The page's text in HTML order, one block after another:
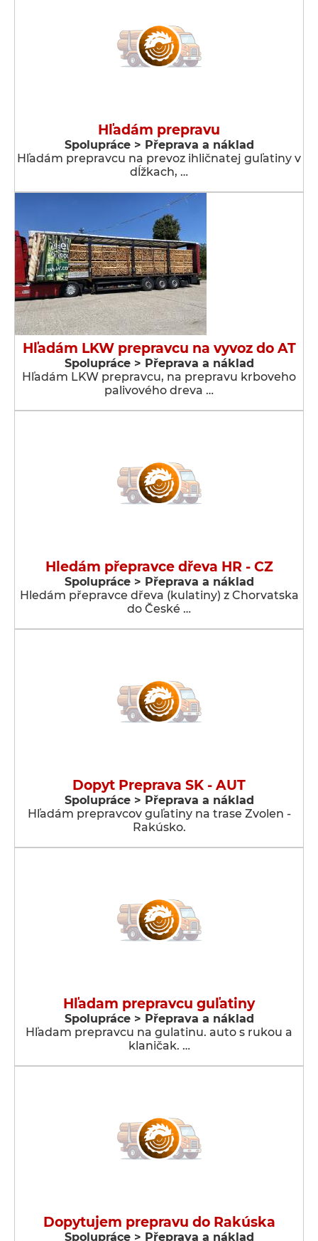
Hľadám prepravu
Spolupráce > Přeprava a náklad
Hľadám prepravcu na prevoz ihličnatej guľatiny v
dĺžkach, …
Hľadám LKW prepravcu na vyvoz do AT
Spolupráce > Přeprava a náklad
Hľadám LKW prepravcu, na prepravu krboveho
palivového dreva …
Hledám přepravce dřeva HR - CZ
Spolupráce > Přeprava a náklad
Hledám přepravce dřeva (kulatiny) z Chorvatska
do České …
Dopyt Preprava SK - AUT
Spolupráce > Přeprava a náklad
Hľadám prepravcov guľatiny na trase Zvolen -
Rakúsko.
Hľadam prepravcu guľatiny
Spolupráce > Přeprava a náklad
Hľadam prepravcu na gulatinu. auto s rukou a
klaničak. …
Dopytujem prepravu do Rakúska
Spolupráce > Přeprava a náklad